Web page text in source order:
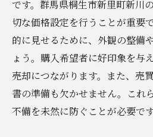
です。群馬県桐生市新里町新川
切な価格設定を行うことが重要
的に見せるために、外観の整備
ょう。購入希望者に好印象を与
売却につながります。また、売
書の準備も欠かせません。これ
不備を未然に防ぐことが必要です